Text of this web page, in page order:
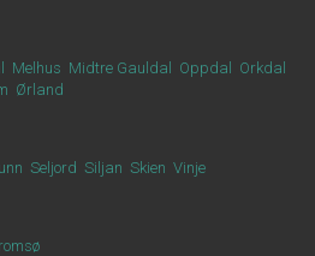
Melhus Midtre Gauldal Oppdal
Orkdal
Ørland
Seljord Siljan Skien Vinje